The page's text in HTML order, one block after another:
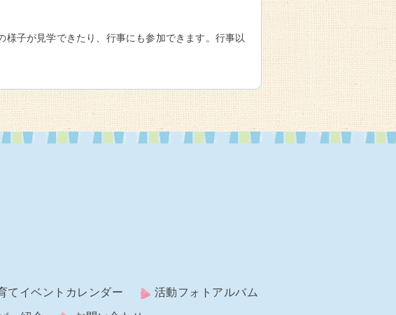
子が見学できたり、行事にも参加できます。行事以
てイベントカレンダー 活動フォトアルバム